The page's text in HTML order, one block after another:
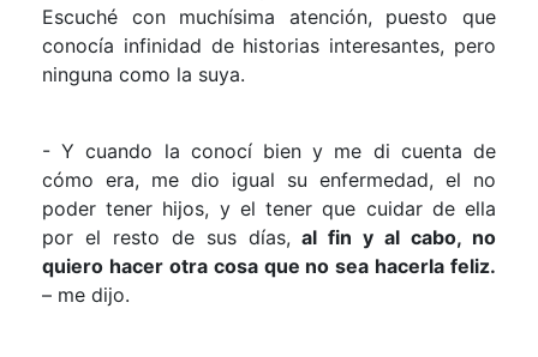
Escuché con muchísima atención, puesto que
conocía infinidad de historias interesantes, pero
ninguna como la suya.
- Y cuando la conocí bien y me di cuenta de
cómo era, me dio igual su enfermedad, el no
poder tener hijos, y el tener que cuidar de ella
por el resto de sus días,al fin y al cabo, no
quiero hacer otra cosa que no sea hacerla feliz.
– me dijo.